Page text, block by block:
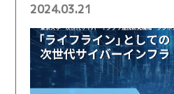
2024.03.21